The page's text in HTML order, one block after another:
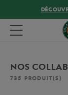
Toggle
NOS
735 PRODUIT(S)